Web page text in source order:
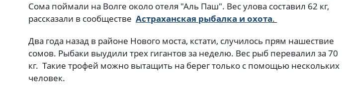
Сома поймали на Волге около отеля "Аль Паш". Вес улова составил 62 кг,
рассказали в сообществе Астраханская рыбалка и охота.
Два года назад в районе Нового моста, кстати, случилось прям нашествие
сомов. Рыбаки выудили трех гигантов за неделю. Вес рыб перевалил за 70
кг. Такие трофей можно вытащить на берег только с помощью нескольких
человек.